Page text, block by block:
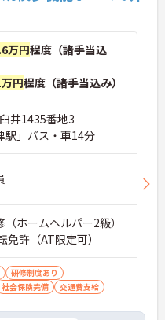
万円程度（諸手当込
円程度（諸手当込み）
井1435番地3
駅」バス・車14分
ホームヘルパー2級）
許（AT限定可）
研修制度あり
社会保険完備 交通費支給